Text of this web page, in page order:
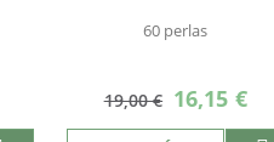
60 perlas
19,00 € Precio
especial
16,15 €